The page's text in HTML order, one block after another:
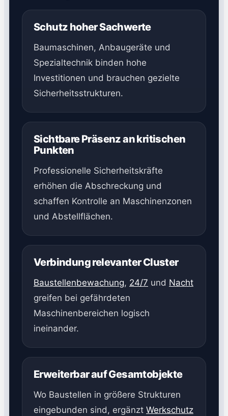
Schutz hoher Sachwerte
Baumaschinen, Anbaugeräte und
Spezialtechnik binden hohe
Investitionen und brauchen gezielte
Sicherheitsstrukturen.
Sichtbare Präsenz an kritischen
Punkten
Professionelle Sicherheitskräfte
erhöhen die Abschreckung und
schaffen Kontrolle an Maschinenzonen
und Abstellflächen.
Verbindung relevanter Cluster
Baustellenbewachung, 24/7 und Nacht
greifen bei gefährdeten
Maschinenbereichen logisch
ineinander.
Erweiterbar auf Gesamtobjekte
Wo Baustellen in größere Strukturen
eingebunden sind, ergänzt Werkschutz